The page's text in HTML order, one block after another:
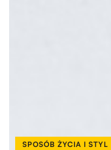
SPOSÓB ŻYCIA I STYL